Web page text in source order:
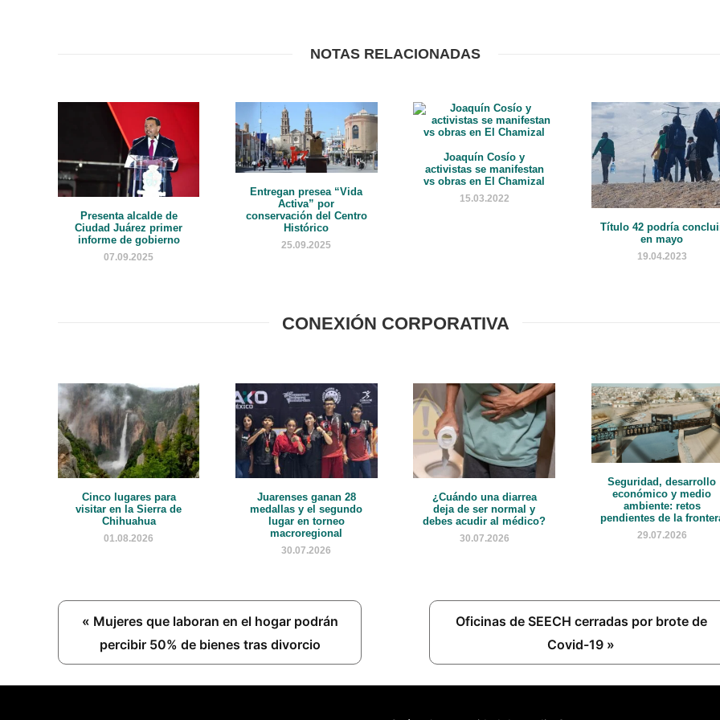
NOTAS RELACIONADAS
Presenta alcalde de
Ciudad Juárez primer
informe de gobierno
07.09.2025
Entregan presea “Vida
Activa” por
conservación del Centro
Histórico
25.09.2025
Joaquín Cosío y
activistas se manifestan
vs obras en El Chamizal
15.03.2022
Título 42 podría
en mayo
19.04.2023
CONEXIÓN CORPORATIVA
Cinco lugares para
visitar en la Sierra de
Chihuahua
01.08.2026
Juarenses ganan 28
medallas y el segundo
lugar en torneo
macroregional
30.07.2026
¿Cuándo una diarrea
deja de ser normal y
debes acudir al médico?
30.07.2026
Seguridad, desarrollo
económico y medio
ambiente: retos
pendientes de la
29.07.2026
Previous
Post:
« Mujeres que laboran en el hogar podrán
percibir 50% de bienes tras divorcio
Next
Oficinas de SEECH cerradas por brote de
Covid-19 »